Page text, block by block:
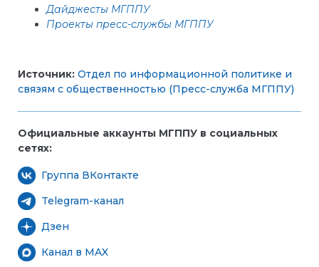
Дайджесты МГППУ
Проекты пресс-службы МГППУ
Источник: Отдел по информационной политике и
связям с общественностью (Пресс-служба МГППУ)
Официальные аккаунты МГППУ в социальных
сетях:
Группа ВКонтакте
Telegram-канал
Дзен
Канал в MAX